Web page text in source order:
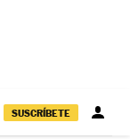
SUSCRÍBETE